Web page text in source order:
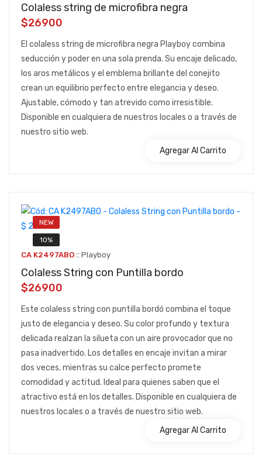
Colaless string de microfibra negra
$26900
El colaless string de microfibra negra Playboy combina
seducción y poder en una sola prenda. Su encaje delicado,
los aros metálicos y el emblema brillante del conejito
crean un equilibrio perfecto entre elegancia y deseo.
Ajustable, cómodo y tan atrevido como irresistible.
Disponible en cualquiera de nuestros locales o a través de
nuestro sitio web.
Agregar Al Carrito
NEW
10%
CA K2497ABO :: Playboy
Colaless String con Puntilla bordo
$26900
Este colaless string con puntilla bordó combina el toque
justo de elegancia y deseo. Su color profundo y textura
delicada realzan la silueta con un aire provocador que no
pasa inadvertido. Los detalles en encaje invitan a mirar
dos veces, mientras su calce perfecto promete
comodidad y actitud. Ideal para quienes saben que el
atractivo está en los detalles. Disponible en cualquiera de
nuestros locales o a través de nuestro sitio web.
Agregar Al Carrito